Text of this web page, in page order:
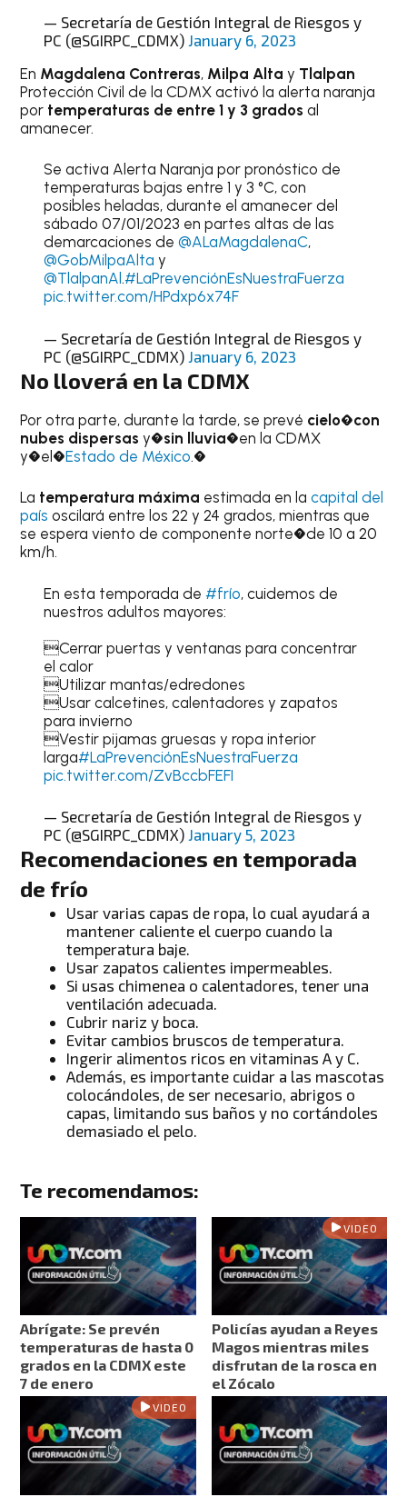
— Secretaría de Gestión Integral de Riesgos y
PC (@SGIRPC_CDMX) January 6, 2023
En Magdalena Contreras, Milpa Altay Tlalpan
Protección Civil de la CDMX activó la alerta naranja
por temperaturas de entre 1 y 3 grados al
amanecer.
Se activa Alerta Naranja por pronóstico de
temperaturas bajas entre 1 y 3 °C, con
posibles heladas, durante el amanecer del
sábado 07/01/2023 en partes altas de las
demarcaciones de @ALaMagdalenaC,
@GobMilpaAlta y
@TlalpanAl .#LaPrevenciónEsNuestraFuerza
pic.twitter.com/HPdxp6x74F
— Secretaría de Gestión Integral de Riesgos y
PC (@SGIRPC_CDMX) January 6, 2023
No lloverá en la CDMX
Por otra parte, durante la tarde, se prevé cielo�con
nubes dispersas y�sin lluvia�en la CDMX
y�el�Estado de México.�
La temperatura máxima estimada en lacapital del
país oscilará entre los 22 y 24 grados, mientras que
se espera viento de componente norte�de 10 a 20
km/h.
En esta temporada de #frío, cuidemos de
nuestros adultos mayores:
Cerrar puertas y ventanas para concentrar
el calor
Utilizar mantas/edredones
Usar calcetines, calentadores y zapatos
para invierno
Vestir pijamas gruesas y ropa interior
larga#LaPrevenciónEsNuestraFuerza
pic.twitter.com/ZvBccbFEFI
— Secretaría de Gestión Integral de Riesgos y
PC (@SGIRPC_CDMX) January 5, 2023
Recomendaciones en temporada
de frío
Usar varias capas de ropa, lo cual ayudará a
mantener caliente el cuerpo cuando la
temperatura baje.
Usar zapatos calientes impermeables.
Si usas chimenea o calentadores, tener una
ventilación adecuada.
Cubrir nariz y boca.
Evitar cambios bruscos de temperatura.
Ingerir alimentos ricos en vitaminas A y C.
Además, es importante cuidar a las mascotas
colocándoles, de ser necesario, abrigos o
capas, limitando sus baños y no cortándoles
demasiado el pelo.
Te recomendamos:
Abrígate: Se prevén
temperaturas de hasta 0
grados en la CDMX este
7 de enero
VIDEO
Policías ayudan a Reyes
Magos mientras miles
disfrutan de la rosca en
el Zócalo
VIDEO